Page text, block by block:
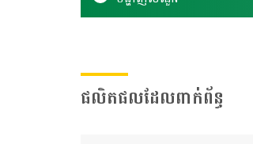
ផលិតផលដែលពាក់ព័ន្ធ